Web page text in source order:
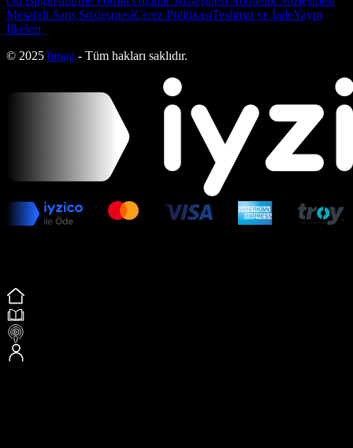
Mesafeli Satış SözleşmesiÇerez PolitikasıTeslimat ve İadeYayın
İlkeleri
© 2025 bmag - Tüm hakları saklıdır.